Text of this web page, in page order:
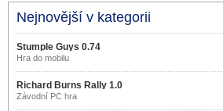
Nejnovější v kategorii
Stumple Guys 0.74
Hra do mobilu
Richard Burns Rally 1.0
Závodní PC hra